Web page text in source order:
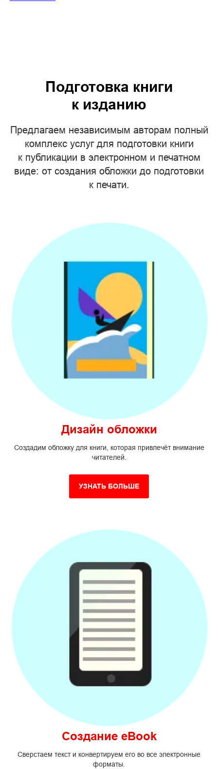
Подготовка книги
к изданию
Предлагаем независимым авторам полный
комплекс услуг для подготовки книги
к публикации в электронном и печатном
виде: от создания обложки до подготовки
к печати.
Дизайн обложки
Создадим обложку для книги, которая привлечёт внимание
читателей.
УЗНАТЬ БОЛЬШЕ
Создание eBook
Сверстаем текст и конвертируем его во все электронные
форматы.